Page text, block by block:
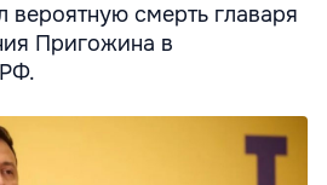
вероятную смерть главаря
Пригожина в